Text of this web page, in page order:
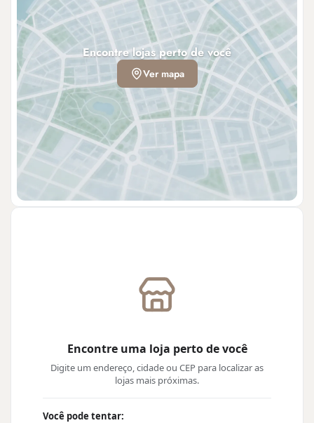
Encontre uma loja perto de você
Digite um endereço, cidade ou CEP para localizar as
lojas mais próximas.
Você pode tentar:
Encontre lojas perto de você
Ver mapa